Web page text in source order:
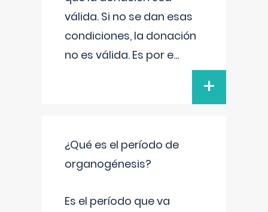
válida. Si no se dan esas
condiciones, la donación
no es válida. Es por e...
+
¿Qué es el período de
organogénesis?
Es el período que va